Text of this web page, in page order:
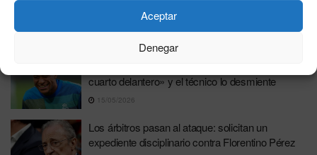
Aceptar
Denegar
cuarto delantero» y el técnico lo desmiente
15/05/2026
Los árbitros pasan al ataque: solicitan un
expediente disciplinario contra Florentino Pérez